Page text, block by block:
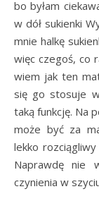
bo byłam
w dół sukienki
mnie halkę
więc czegoś, co
wiem jak ten
się go stosuje
taką funkcję. Na
może być za
lekko
Naprawdę nie
czynienia w